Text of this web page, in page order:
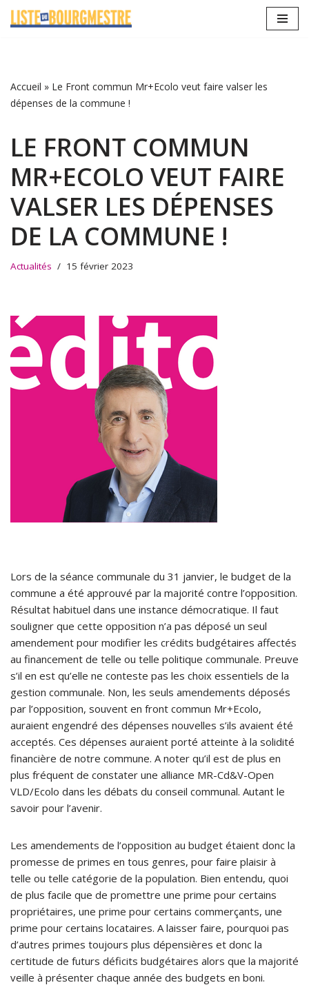
Accueil » Le Front commun Mr+Ecolo veut faire valser les
dépenses de la commune !
LE FRONT COMMUN
MR+ECOLO VEUT FAIRE
VALSER LES DÉPENSES
DE LA COMMUNE !
Actualités 15 février 2023
Lors de la séance communale du 31 janvier, le budget de la
commune a été approuvé par la majorité contre l’opposition.
Résultat habituel dans une instance démocratique. Il faut
souligner que cette opposition n’a pas déposé un seul
amendement pour modifier les crédits budgétaires affectés
au financement de telle ou telle politique communale. Preuve
s’il en est qu’elle ne conteste pas les choix essentiels de la
gestion communale. Non, les seuls amendements déposés
par l’opposition, souvent en front commun Mr+Ecolo,
auraient engendré des dépenses nouvelles s’ils avaient été
acceptés. Ces dépenses auraient porté atteinte à la solidité
financière de notre commune. A noter qu’il est de plus en
plus fréquent de constater une alliance MR-Cd&V-Open
VLD/Ecolo dans les débats du conseil communal. Autant le
savoir pour l’avenir.
Les amendements de l’opposition au budget étaient donc la
promesse de primes en tous genres, pour faire plaisir à
telle ou telle catégorie de la population. Bien entendu, quoi
de plus facile que de promettre une prime pour certains
propriétaires, une prime pour certains commerçants, une
prime pour certains locataires. A laisser faire, pourquoi pas
d’autres primes toujours plus dépensières et donc la
certitude de futurs déficits budgétaires alors que la majorité
veille à présenter chaque année des budgets en boni.